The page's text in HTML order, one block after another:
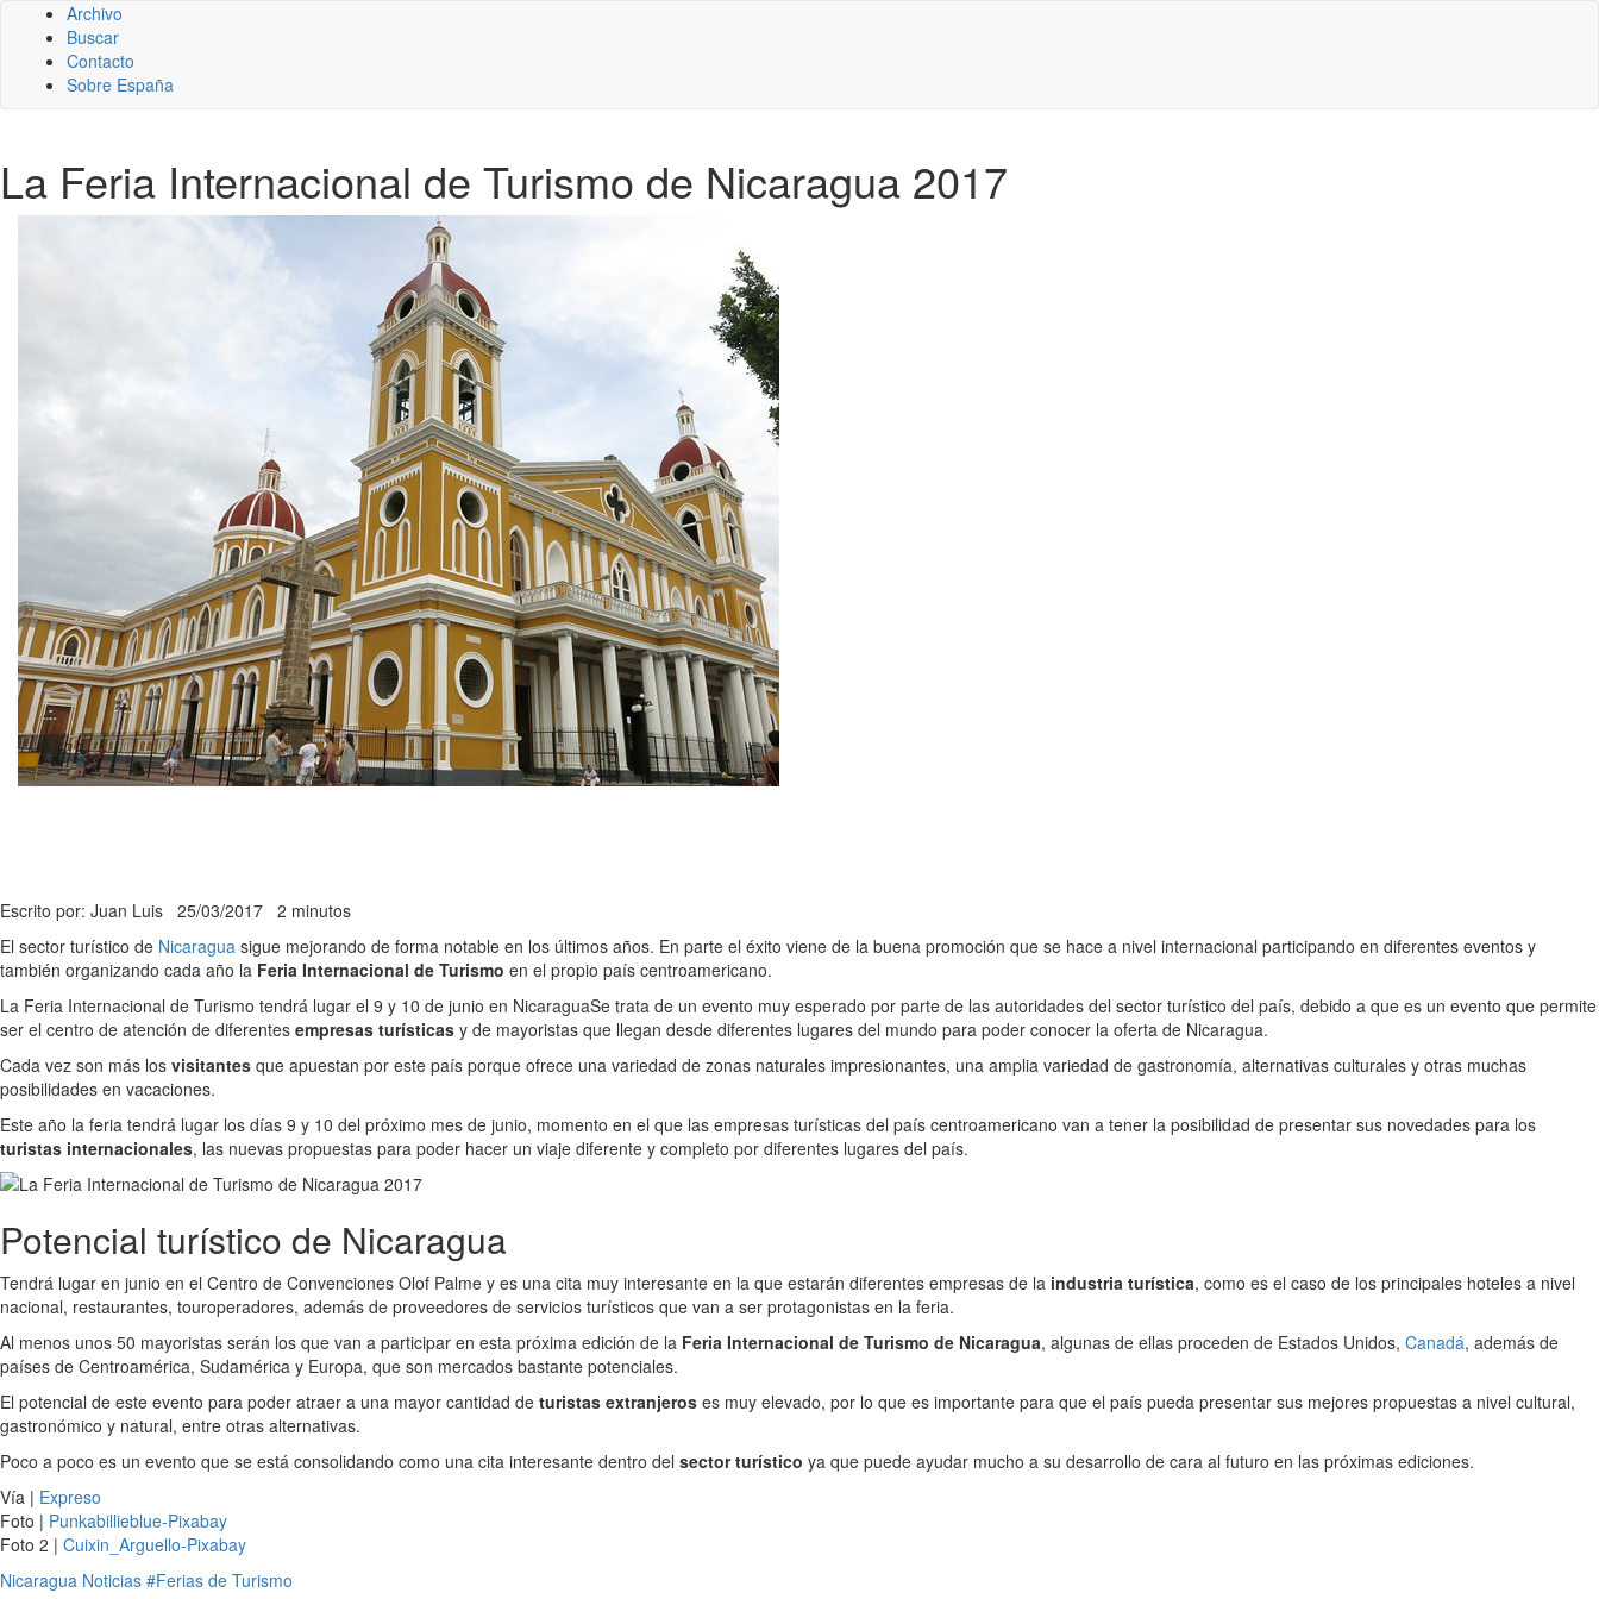
Archivo
Buscar
Contacto
Sobre España
La Feria Internacional de Turismo de Nicaragua 2017
Escrito por: Juan Luis 25/03/2017 2 minutos
El sector turístico de Nicaragua sigue mejorando de forma notable en los últimos años. En parte el éxito viene de la buena promoción que se hace a nivel internacional participando en diferentes eventos y
también organizando cada año la Feria Internacional de Turismo en el propio país centroamericano.
La Feria Internacional de Turismo tendrá lugar el 9 y 10 de junio en NicaraguaSe trata de un evento muy esperado por parte de las autoridades del sector turístico del país, debido a que es un evento que permite
ser el centro de atención de diferentes empresas turísticas y de mayoristas que llegan desde diferentes lugares del mundo para poder conocer la oferta de Nicaragua.
Cada vez son más los visitantes que apuestan por este país porque ofrece una variedad de zonas naturales impresionantes, una amplia variedad de gastronomía, alternativas culturales y otras muchas
posibilidades en vacaciones.
Este año la feria tendrá lugar los días 9 y 10 del próximo mes de junio, momento en el que las empresas turísticas del país centroamericano van a tener la posibilidad de presentar sus novedades para los
turistas internacionales, las nuevas propuestas para poder hacer un viaje diferente y completo por diferentes lugares del país.
Potencial turístico de Nicaragua
Tendrá lugar en junio en el Centro de Convenciones Olof Palme y es una cita muy interesante en la que estarán diferentes empresas de la industria turística, como es el caso de los principales hoteles a nivel
nacional, restaurantes, touroperadores, además de proveedores de servicios turísticos que van a ser protagonistas en la feria.
Al menos unos 50 mayoristas serán los que van a participar en esta próxima edición de la Feria Internacional de Turismo de Nicaragua, algunas de ellas proceden de Estados Unidos, Canadá, además de
países de Centroamérica, Sudamérica y Europa, que son mercados bastante potenciales.
El potencial de este evento para poder atraer a una mayor cantidad de turistas extranjeros es muy elevado, por lo que es importante para que el país pueda presentar sus mejores propuestas a nivel cultural,
gastronómico y natural, entre otras alternativas.
Poco a poco es un evento que se está consolidando como una cita interesante dentro del sector turístico ya que puede ayudar mucho a su desarrollo de cara al futuro en las próximas ediciones.
Vía | Expreso
Foto | Punkabillieblue-Pixabay
Foto 2 | Cuixin_Arguello-Pixabay
Nicaragua Noticias #Ferias de Turismo